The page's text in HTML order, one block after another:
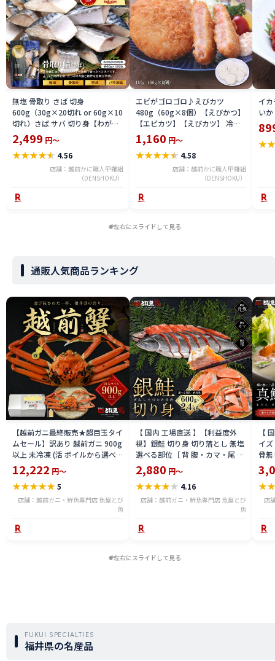
無塩 骨取り さば 切身
600g（30g×20切れ or 60g×10
切れ）さば サバ 切り身【わがマ
マ骨取り切身】 朝食 冷凍食品
【P】
2,499 円～
★★★★★ 4.56
店舗：越前かに職人甲羅組
（DENSHOKU）
エビがゴロゴロ♪えびカツ
480g（60g×8個）【えびかつ】
【エビカツ】【えびカツ】 冷凍
食品
1,160 円～
★★★★★ 4.58
店舗：越前かに職人甲羅組
（DENSHOKU）
イ
い
★
左右にスライドして見る
通販人気商品ランキング
【越前ガニ最終販売★超目玉タイ
ムセール】訳あり 越前ガニ 900g
以上 未冷凍 (活 ボイルから選べ
る) 福井県産 国産 産地直送 脚折
れ 訳ありカニ 越前がに ズワイガ
ニ 越前 かに 送料無料 etz-900w
12,222 円～
★★★★★5
店舗：越前ガニ・鮮魚専門店 魚屋とび
魚
【 国内 工場直送 】【利益度外
視】銀鮭 切り身 切り落とし 無塩
選べる部位［ 背 腹・カマ・尾 ］
600g〜2.4kg 骨取り・骨無し 骨
あり 切り落とし 骨取り・骨無し
切身 ses2301-12ka
2,880 円～
★★★★★ 4.16
店舗：越前ガニ・鮮魚専門店 魚屋とび
魚
【
イ
骨
(真
ライ
★
店
左右にスライドして見る
FUKUI SPECIALTIES
福井県の名産品